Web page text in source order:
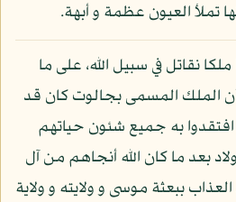
تملأ العيون عظمة و أبهة.
نقاتل في سبيل الله، على ما
الملك المسمى بجالوت كان قد
به جميع شئون حياتهم
بعد ما كان الله أنجاهم من آل
ببعثة موسى و ولايته و ولاية